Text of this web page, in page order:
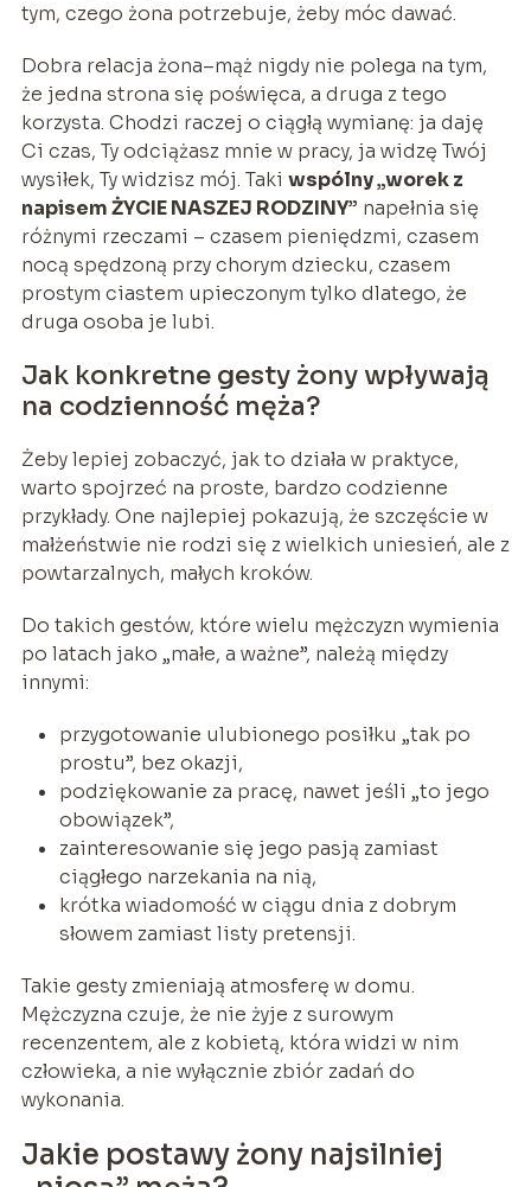
tym, czego żona potrzebuje, żeby móc dawać.
Dobra relacja żona–mąż nigdy nie polega na tym,
że jedna strona się poświęca, a druga z tego
korzysta. Chodzi raczej o ciągłą wymianę: ja daję
Ci czas, Ty odciążasz mnie w pracy, ja widzę Twój
wysiłek, Ty widzisz mój. Taki wspólny „worek z
napisem ŻYCIE NASZEJ RODZINY” napełnia się
różnymi rzeczami – czasem pieniędzmi, czasem
nocą spędzoną przy chorym dziecku, czasem
prostym ciastem upieczonym tylko dlatego, że
druga osoba je lubi.
Jak konkretne gesty żony wpływają
na codzienność męża?
Żeby lepiej zobaczyć, jak to działa w praktyce,
warto spojrzeć na proste, bardzo codzienne
przykłady. One najlepiej pokazują, że szczęście w
małżeństwie nie rodzi się z wielkich uniesień, ale z
powtarzalnych, małych kroków.
Do takich gestów, które wielu mężczyzn wymienia
po latach jako „małe, a ważne”, należą między
innymi:
przygotowanie ulubionego posiłku „tak po
prostu”, bez okazji,
podziękowanie za pracę, nawet jeśli „to jego
obowiązek”,
zainteresowanie się jego pasją zamiast
ciągłego narzekania na nią,
krótka wiadomość w ciągu dnia z dobrym
słowem zamiast listy pretensji.
Takie gesty zmieniają atmosferę w domu.
Mężczyzna czuje, że nie żyje z surowym
recenzentem, ale z kobietą, która widzi w nim
człowieka, a nie wyłącznie zbiór zadań do
wykonania.
Jakie postawy żony najsilniej